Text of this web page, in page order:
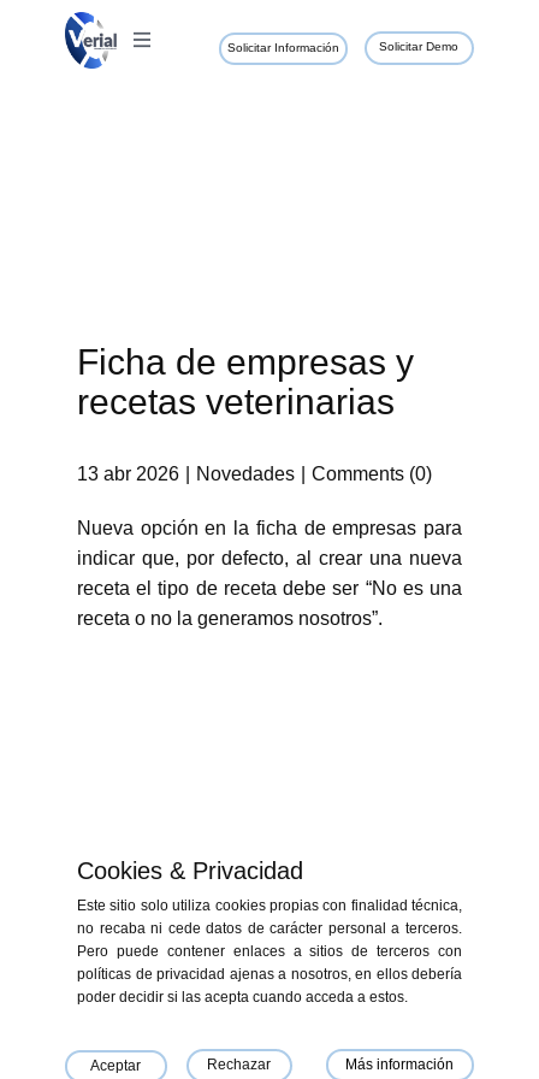
Solicitar Demo
Solicitar Información
Ficha de empresas y
recetas veterinarias
13 abr 2026 Novedades Comments (0)
Nueva opción en la ficha de empresas para
indicar que, por defecto, al crear una nueva
receta el tipo de receta debe ser “No es una
receta o no la generamos nosotros”.
«Financiado por la Unión Europea - NextGenerationEU. Sin embargo, los
puntos de vista y las opiniones expresadas son únicamente los del autor
ser consideradas responsables de las mismas»
Cookies & Privacidad
Este sitio solo utiliza cookies propias con finalidad técnica,
no recaba ni cede datos de carácter personal a terceros.
Pero puede contener enlaces a sitios de terceros con
políticas de privacidad ajenas a nosotros, en ellos debería
poder decidir si las acepta cuando acceda a estos.
Aceptar Rechazar Más información